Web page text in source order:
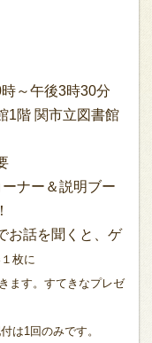
～午後3時30分
1階 関市立図書館
ナー＆説明ブー
話を聞くと、ゲ
枚に
す。 すてきなプレゼ
1回のみです。